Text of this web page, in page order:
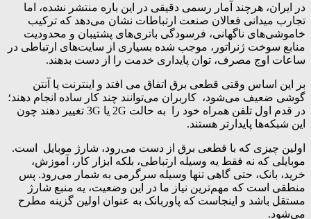
در ایران، هرچند آمار رسمی دقیقی در این باره منتشر نشده، اما
تجارب میدانی فعالان صنعت ارتباطات نشان می‌دهد که ترکیب
خاموشی‌های ناگهانی، فرسودگی باتری‌های پشتیبان و محدودیت
منابع سوخت ژنراتور، موجب شده بسیاری از سایت‌های ارتباطی در
ساعات اوج مصرف، توان پایداری خدمت را از دست بدهند.
بر این اساس وقتی قطعی برق اتفاق می افتد و اینترنت یا آنتن
گوشی ضعیف می‌شود، کاربران می‌توانند چند کار ساده انجام دهند؛
در قدم اول تلفن همراه خود را به حالت 2G یا 3G تغییر دهند چون
این شبکه‌ها پایدارتر هستند.
اولین چیزی که با قطعی برق از دست می‌رود، شارژ موبایل است.
موبایلی که نه فقط یه وسیله ارتباطی، بلکه ابزار کار، آموزش،
خرید، بانک، حتی گاهی تنها وسیله سرگرمی به شمار می‌رود. پس
منطقی است که مهم‌ترین نیاز ما در این وضعیت، یه منبع شارژ
مستقل باشد و اینجاست که پاوربانک به عنوان اولین گزینه مطرح
می‌شود.